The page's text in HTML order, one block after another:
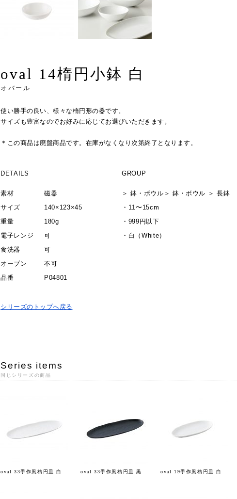
oval 14楕円小鉢 白
オバール
使い勝手の良い、様々な楕円形の器です。
サイズも豊富なのでお好みに応じてお選びいただきます。
＊この商品は廃盤商品です。在庫がなくなり次第終了となります。
DETAILS
素材
磁器
サイズ
140×123×45
重量
180g
電子レンジ
可
食洗器
可
オーブン
不可
品番
P04801
GROUP
＞鉢・ボウル ＞ 鉢・ボウル ＞長鉢
・ 11〜15cm
・ 999円以下
・ 白（White）
シリーズのトップへ戻る
Series items
同じシリーズの商品
oval 33手作風楕円皿 白 oval 33手作風楕円皿 黒 oval 19手作風楕円皿 白